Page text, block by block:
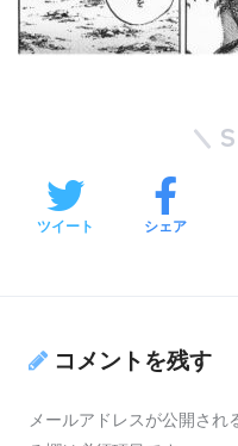
ツイート シェア
コメントを残す
メールアドレスが公開され